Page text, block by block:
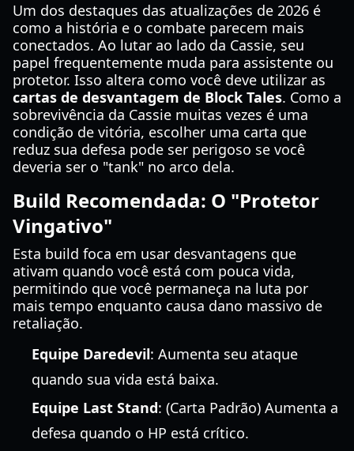
Um dos destaques das atualizações de 2026 é
como a história e o combate parecem mais
conectados. Ao lutar ao lado da Cassie, seu
papel frequentemente muda para assistente ou
protetor. Isso altera como você deve utilizar as
cartas de desvantagem de Block Tales. Como a
sobrevivência da Cassie muitas vezes é uma
condição de vitória, escolher uma carta que
reduz sua defesa pode ser perigoso se você
deveria ser o "tank" no arco dela.
Build Recomendada: O "Protetor
Vingativo"
Esta build foca em usar desvantagens que
ativam quando você está com pouca vida,
permitindo que você permaneça na luta por
mais tempo enquanto causa dano massivo de
retaliação.
Equipe Daredevil: Aumenta seu ataque
quando sua vida está baixa.
Equipe Last Stand: (Carta Padrão) Aumenta a
defesa quando o HP está crítico.